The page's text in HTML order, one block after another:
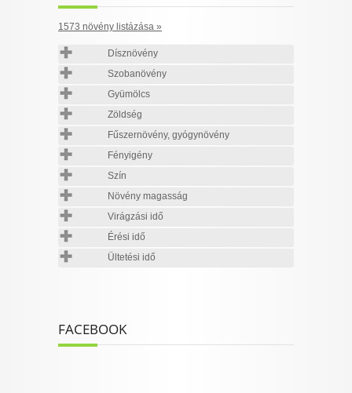
1573 növény listázása »
Dísznövény
Szobanövény
Gyümölcs
Zöldség
Fűszernövény, gyógynövény
Fényigény
Szín
Növény magasság
Virágzási idő
Érési idő
Ültetési idő
FACEBOOK